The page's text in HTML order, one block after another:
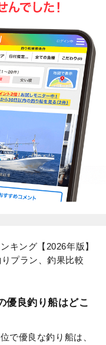
キング【2026年版】
プラン、釣果比較
優良釣り船はどこ
で優良な釣り船は、